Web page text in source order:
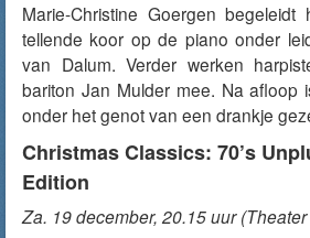
Marie-Christine Goergen
tellende koor op de piano onder
van Dalum. Verder werken
bariton Jan Mulder mee. Na afloop
onder het genot van een drankje
Christmas Classics: 70’s
Edition
Za. 19 december, 20.15 uur